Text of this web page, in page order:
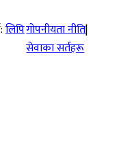
लिपिगोपनीयता नीति|
सेवाका सर्तहरू